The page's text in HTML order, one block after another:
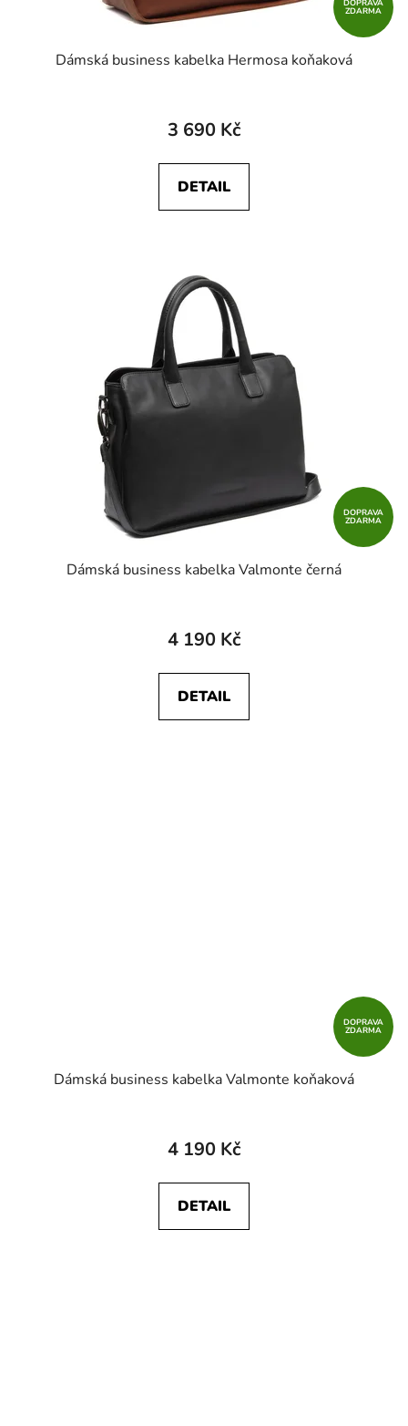
DOPRAVA
ZDARMA
Dámská business kabelka Hermosa koňaková
3 690 Kč
DETAIL
DOPRAVA
ZDARMA
Dámská business kabelka Valmonte černá
4 190 Kč
DETAIL
DOPRAVA
ZDARMA
Dámská business kabelka Valmonte koňaková
4 190 Kč
DETAIL